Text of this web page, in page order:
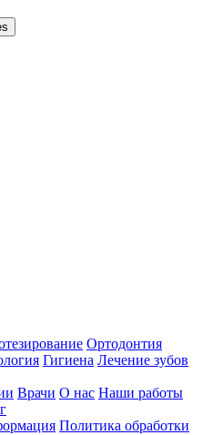
Ортодонтия
Гигиена Лечение зубов
Врачи О нас Наши работы
Политика обработки